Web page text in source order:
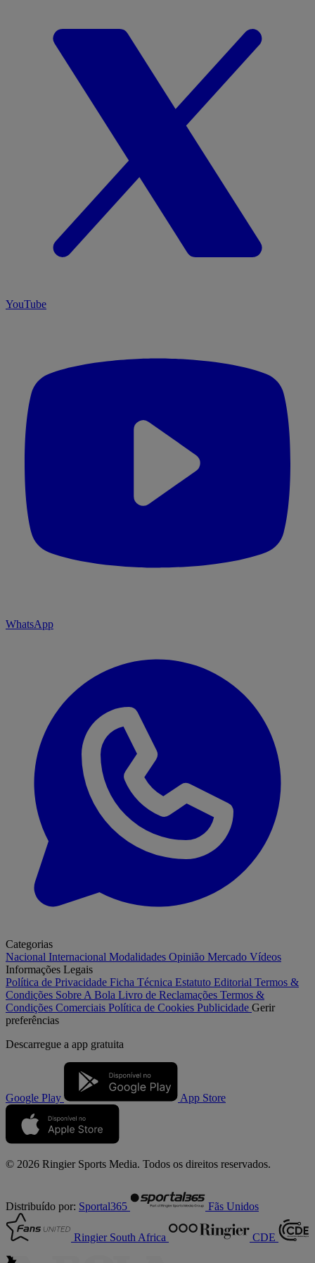
YouTube
WhatsApp
Categorias
Nacional Internacional Modalidades Opinião Mercado Vídeos
Informações Legais
Política de Privacidade Ficha Técnica Estatuto Editorial Termos &
Condições Sobre A Bola Livro de Reclamações Termos &
Condições Comerciais Política de Cookies Publicidade Gerir
preferências
Descarregue a app gratuita
Google Play App Store
© 2026 Ringier Sports Media. Todos os direitos reservados.
Distribuído por: Sportal365 Fãs Unidos
Ringier South Africa CDE